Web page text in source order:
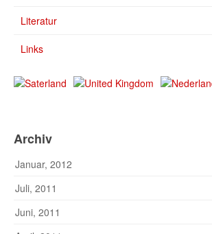
Literatur
Links
Archiv
Januar, 2012
Juli, 2011
Juni, 2011